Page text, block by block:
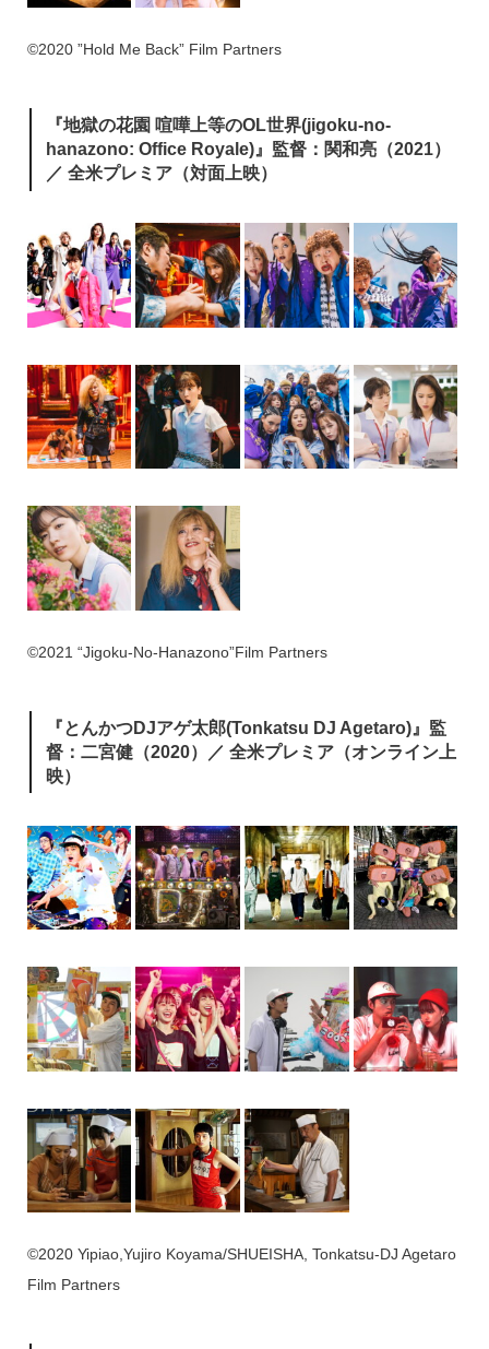
©2020 ”Hold Me Back” Film Partners
『地獄の花園 喧嘩上等のOL世界(jigoku-no-
hanazono: Office Royale)』監督：関和亮（2021）
／ 全米プレミア（対面上映）
©2021 “Jigoku-No-Hanazono”Film Partners
『とんかつDJアゲ太郎(Tonkatsu DJ Agetaro)』監
督：二宮健（2020）／ 全米プレミア（オンライン上
映）
©2020 Yipiao,Yujiro Koyama/SHUEISHA, Tonkatsu-DJ Agetaro
Film Partners